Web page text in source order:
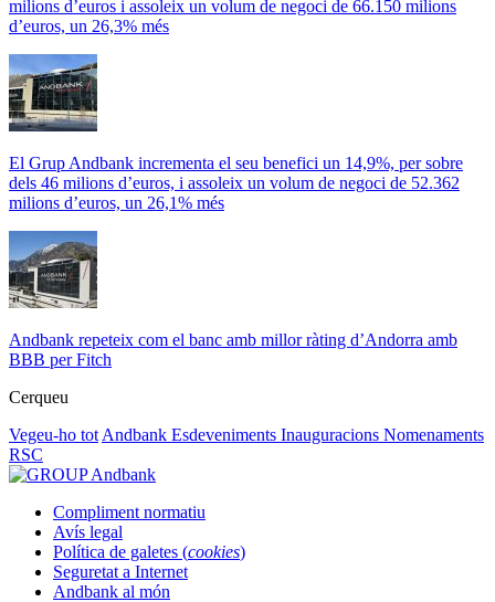
milions d’euros i assoleix un volum de negoci de 66.150 milions
d’euros, un 26,3% més
El Grup Andbank incrementa el seu benefici un 14,9%, per sobre
dels 46 milions d’euros, i assoleix un volum de negoci de 52.362
milions d’euros, un 26,1% més
Andbank repeteix com el banc amb millor ràting d’Andorra amb
BBB per Fitch
Cerqueu
Vegeu-ho tot Andbank Esdeveniments Inauguracions Nomenaments
RSC
Compliment normatiu
Avís legal
Política de galetes (cookies)
Seguretat a Internet
Andbank al món